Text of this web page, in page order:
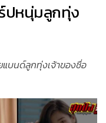
ปหนุ่มลูกทุ่ง
บนด์ลูกทุ่งเจ้าของชื่อ